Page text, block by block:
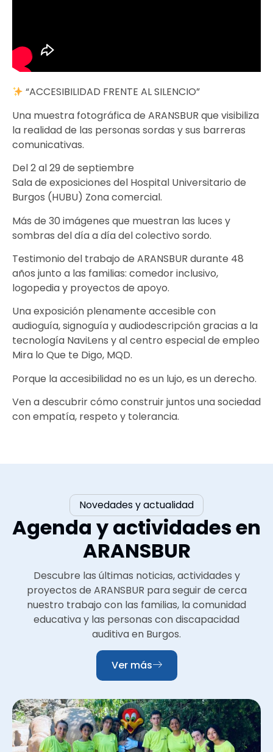
“ACCESIBILIDAD FRENTE AL SILENCIO”
Una muestra fotográfica de ARANSBUR que visibiliza
la realidad de las personas sordas y sus barreras
comunicativas.
Del 2 al 29 de septiembre
Sala de exposiciones del Hospital Universitario de
Burgos (HUBU) Zona comercial.
Más de 30 imágenes que muestran las luces y
sombras del día a día del colectivo sordo.
Testimonio del trabajo de ARANSBUR durante 48
años junto a las familias: comedor inclusivo,
logopedia y proyectos de apoyo.
Una exposición plenamente accesible con
audioguía, signoguía y audiodescripción gracias a la
tecnología NaviLens y al centro especial de empleo
Mira lo Que te Digo, MQD.
Porque la accesibilidad no es un lujo, es un derecho.
Ven a descubrir cómo construir juntos una sociedad
con empatía, respeto y tolerancia.
Novedades y actualidad
Agenda y actividades en
ARANSBUR
Descubre las últimas noticias, actividades y
proyectos de ARANSBUR para seguir de cerca
nuestro trabajo con las familias, la comunidad
educativa y las personas con discapacidad
auditiva en Burgos.
Ver más